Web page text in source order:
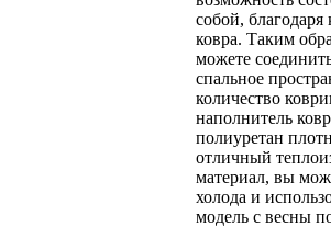
собой,
ковра. Таким
можете
спальное
количество
наполнитель
полиуретан
отличный
материал, вы
холода и
модель с весны